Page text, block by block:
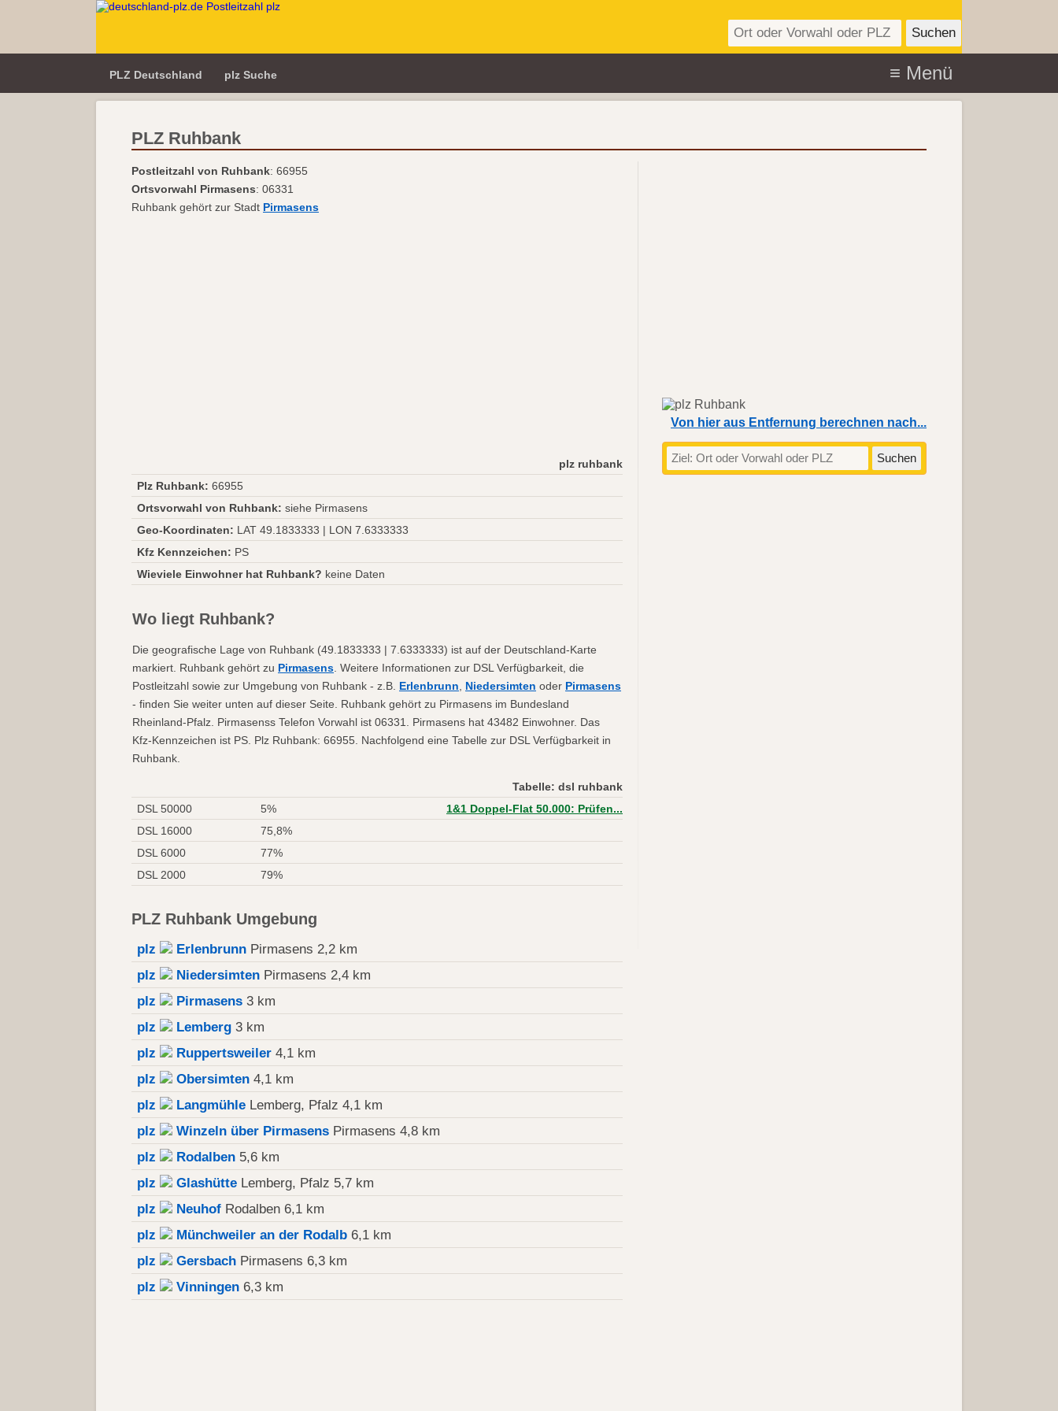
PLZ Deutschland plz Suche
PLZ Ruhbank
Postleitzahl von Ruhbank: 66955
Ortsvorwahl Pirmasens: 06331
Ruhbank gehört zur Stadt Pirmasens
plz ruhbank
Plz Ruhbank: 66955
Ortsvorwahl von Ruhbank: siehe Pirmasens
Geo-Koordinaten: LAT 49.1833333 | LON 7.6333333
Kfz Kennzeichen: PS
Wieviele Einwohner hat Ruhbank? keine Daten
Wo liegt Ruhbank?
Die geografische Lage von Ruhbank (49.1833333 | 7.6333333) ist auf der Deutschland-Karte
markiert. Ruhbank gehört zu Pirmasens . Weitere Informationen zur DSL Verfügbarkeit, die
Postleitzahl sowie zur Umgebung von Ruhbank - z.B. Erlenbrunn Niedersimten oder Pirmasens
- finden Sie weiter unten auf dieser Seite. Ruhbank gehört zu Pirmasens im Bundesland
Rheinland-Pfalz. Pirmasenss Telefon Vorwahl ist 06331. Pirmasens hat 43482 Einwohner. Das
Kfz-Kennzeichen ist PS. Plz Ruhbank: 66955. Nachfolgend eine Tabelle zur DSL Verfügbarkeit in
Ruhbank.
Tabelle: dsl ruhbank
DSL 50000
5%
1&1 Doppel-Flat 50.000: Prüfen...
DSL 16000
75,8%
DSL 6000
77%
DSL 2000
79%
PLZ Ruhbank Umgebung
plz Erlenbrunn Pirmasens 2,2 km
plz
Niedersimten Pirmasens 2,4 km
plz
Pirmasens 3 km
plz
Lemberg 3 km
plz
Ruppertsweiler 4,1 km
plz
Obersimten 4,1 km
plz
Langmühle Lemberg, Pfalz 4,1 km
plz
Winzeln über Pirmasens Pirmasens 4,8 km
plz
Rodalben 5,6 km
plz
Glashütte Lemberg, Pfalz 5,7 km
plz
Neuhof Rodalben 6,1 km
plz
Münchweiler an der Rodalb 6,1 km
plz
Gersbach Pirmasens 6,3 km
plz
Vinningen 6,3 km
Von hier aus Entfernung berechnen nach...